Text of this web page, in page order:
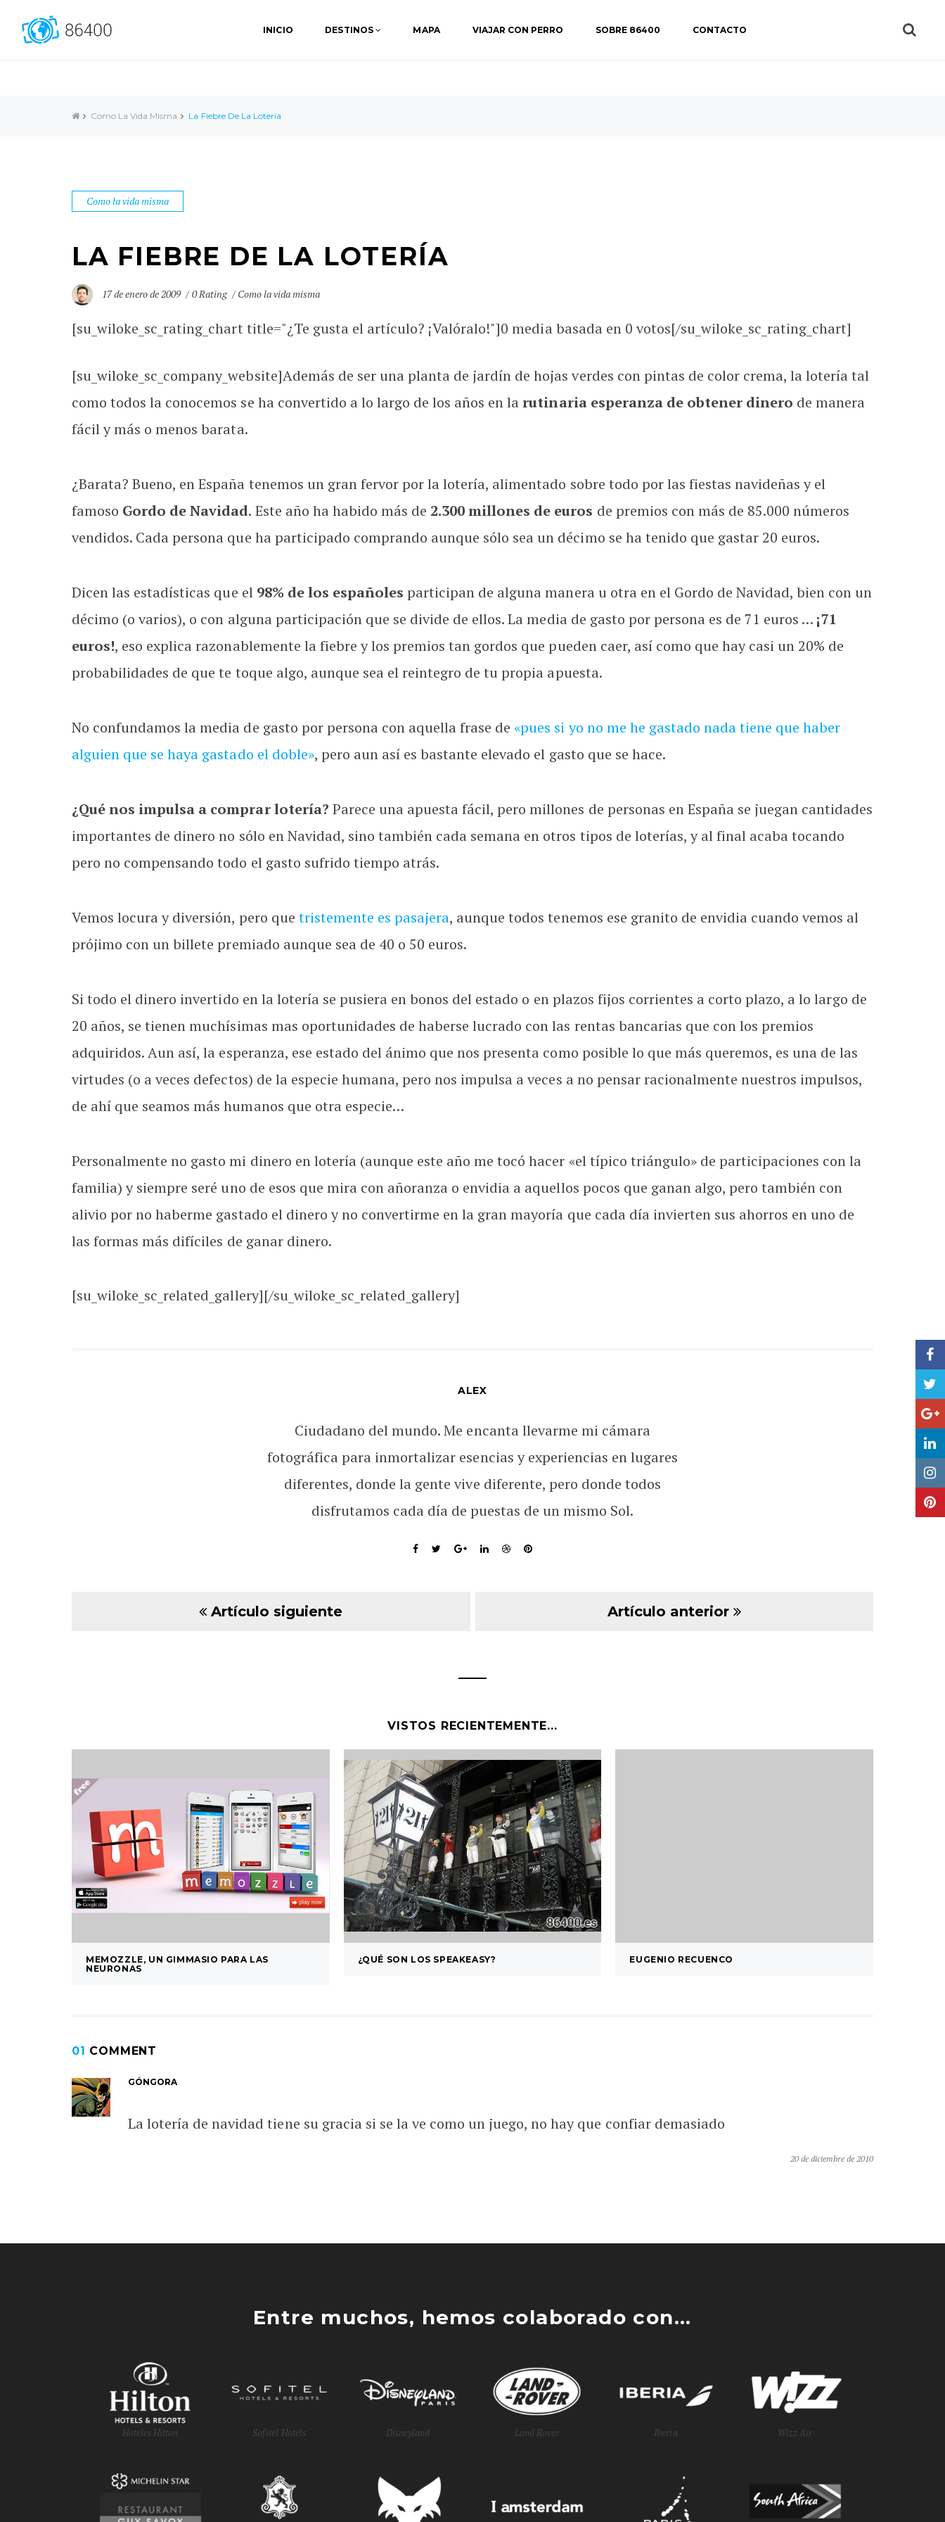
INICIO DESTINOS MAPA VIAJAR CON PERRO SOBRE 86400 CONTACTO
Como La Vida Misma La Fiebre De La Lotería
Como la vida misma
LA FIEBRE DE LA LOTERÍA
17 de enero de 2009 0 Rating Como la vida misma
[su_wiloke_sc_rating_chart title="¿Te gusta el artículo? ¡Valóralo!"]0media basada en 0 votos[/su_wiloke_sc_rating_chart]
[su_wiloke_sc_company_website]Además de ser una planta de jardín de hojas verdes con pintas de color crema, la lotería tal
como todos la conocemos se ha convertido a lo largo de los años en larutinaria esperanza de obtener dinero de manera
fácil y más o menos barata.
¿Barata? Bueno, en España tenemos un gran fervor por la lotería, alimentado sobre todo por las fiestas navideñas y el
famoso Gordo de Navidad. Este año ha habido más de 2.300 millones de euros de premios con más de 85.000 números
vendidos. Cada persona que ha participado comprando aunque sólo sea un décimo se ha tenido que gastar 20 euros.
Dicen las estadísticas que el 98% de los españoles participan de alguna manera u otra en el Gordo de Navidad, bien con un
décimo (o varios), o con alguna participación que se divide de ellos. La media de gasto por persona es de 71 euros … ¡71
euros!, eso explica razonablemente la fiebre y los premios tan gordos que pueden caer, así como que hay casi un 20% de
probabilidades de que te toque algo, aunque sea el reintegro de tu propia apuesta.
No confundamos la media de gasto por persona con aquella frase de«pues si yo no me he gastado nada tiene que haber
alguien que se haya gastado el doble», pero aun así es bastante elevado el gasto que se hace.
¿Qué nos impulsa a comprar lotería? Parece una apuesta fácil, pero millones de personas en España se juegan cantidades
importantes de dinero no sólo en Navidad, sino también cada semana en otros tipos de loterías, y al final acaba tocando
pero no compensando todo el gasto sufrido tiempo atrás.
Vemos locura y diversión, pero que tristemente es pasajera, aunque todos tenemos ese granito de envidia cuando vemos al
prójimo con un billete premiado aunque sea de 40 o 50 euros.
Si todo el dinero invertido en la lotería se pusiera en bonos del estado o en plazos fijos corrientes a corto plazo, a lo largo de
20 años, se tienen muchísimas mas oportunidades de haberse lucrado con las rentas bancarias que con los premios
adquiridos. Aun así, la esperanza, ese estado del ánimo que nos presenta como posible lo que más queremos, es una de las
virtudes (o a veces defectos) de la especie humana, pero nos impulsa a veces a no pensar racionalmente nuestros impulsos,
de ahí que seamos más humanos que otra especie…
Personalmente no gasto mi dinero en lotería (aunque este año me tocó hacer «el típico triángulo» de participaciones con la
familia) y siempre seré uno de esos que mira con añoranza o envidia a aquellos pocos que ganan algo, pero también con
alivio por no haberme gastado el dinero y no convertirme en la gran mayoría que cada día invierten sus ahorros en uno de
las formas más difíciles de ganar dinero.
[su_wiloke_sc_related_gallery][/su_wiloke_sc_related_gallery]
ALEX
Ciudadano del mundo. Me encanta llevarme mi cámara
fotográfica para inmortalizar esencias y experiencias en lugares
diferentes, donde la gente vive diferente, pero donde todos
disfrutamos cada día de puestas de un mismo Sol.
Artículo siguiente Artículo anterior
VISTOS RECIENTEMENTE...
MEMOZZLE, UN GIMMASIO PARA LAS
NEURONAS
¿QUÉ SON LOS SPEAKEASY? EUGENIO RECUENCO
01 COMMENT
GÓNGORA
La lotería de navidad tiene su gracia si se la ve como un juego, no hay que confiar demasiado
20 de diciembre de 2010
Entre muchos, hemos colaborado con...
Hoteles Hilton Sofitel Hotels Disneyland Land Rover Iberia Wizz Air